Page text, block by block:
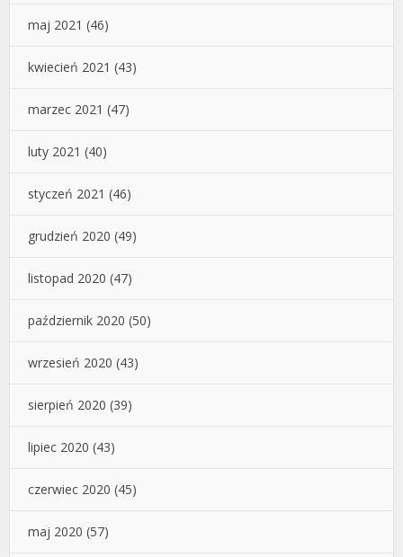
maj 2021 (46)
kwiecień 2021 (43)
marzec 2021 (47)
luty 2021 (40)
styczeń 2021 (46)
grudzień 2020 (49)
listopad 2020 (47)
październik 2020 (50)
wrzesień 2020 (43)
sierpień 2020 (39)
lipiec 2020 (43)
czerwiec 2020 (45)
maj 2020 (57)